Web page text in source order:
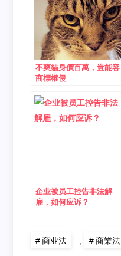
不爽貓身價百萬，豈能容
商標權侵
企业被员工控告非法解
雇，如何应诉？
商业法 , 商業法